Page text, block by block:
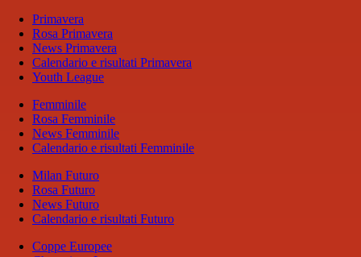
Primavera
Rosa Primavera
News Primavera
Calendario e risultati Primavera
Youth League
Femminile
Rosa Femminile
News Femminile
Calendario e risultati Femminile
Milan Futuro
Rosa Futuro
News Futuro
Calendario e risultati Futuro
Coppe Europee